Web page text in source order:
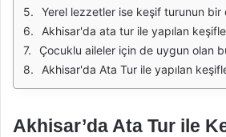
Yerel lezzetler ise keşif turunun bir diğer önemli unsuru. Akhisar, zengin mutfağı ile ünlüdür ve yapılan turlarda katılımcılar yerel yemeklerin tadına bakma fırsatı buluyor. Özellikle zeytin, zeytinyağı ve bölgeye özgü mezeler, katılımcıların damak tadını
Akhisar'da ata tur ile yapılan keşiflerin bir diğer önemli yönü ise sosyal etkileşim. Tur katılımcıları, farklı yerlerden gelen insanlarla tanışma ve yeni arkadaşlıklar kurma fırsatı buluyor. Bu sosyal etkileşim, gezinin daha keyifli hale gelmesine katkı sağlıyor ve
Çocuklu aileler için de uygun olan bu turlar, hem eğlenceli hem de öğretici bir deneyim sunuyor. Çocuklar, doğal ortamlarda oyun oynayarak, tarihi mekanları keşfederek ve yerel kültürü deneyimleyerek, hem eğleniyor
Akhisar'da Ata Tur ile yapılan keşifler, katılımcılara hem kültürel hem de doğal güzellikleri bir arada deneyimleme fırsatı sunuyor. Rehberli turlar, yerel lezzetler, sosyal etkileşim ve aile dostu aktiviteler ile dolu bu deneyim, unutulmaz
Akhisar’da Ata Tur ile